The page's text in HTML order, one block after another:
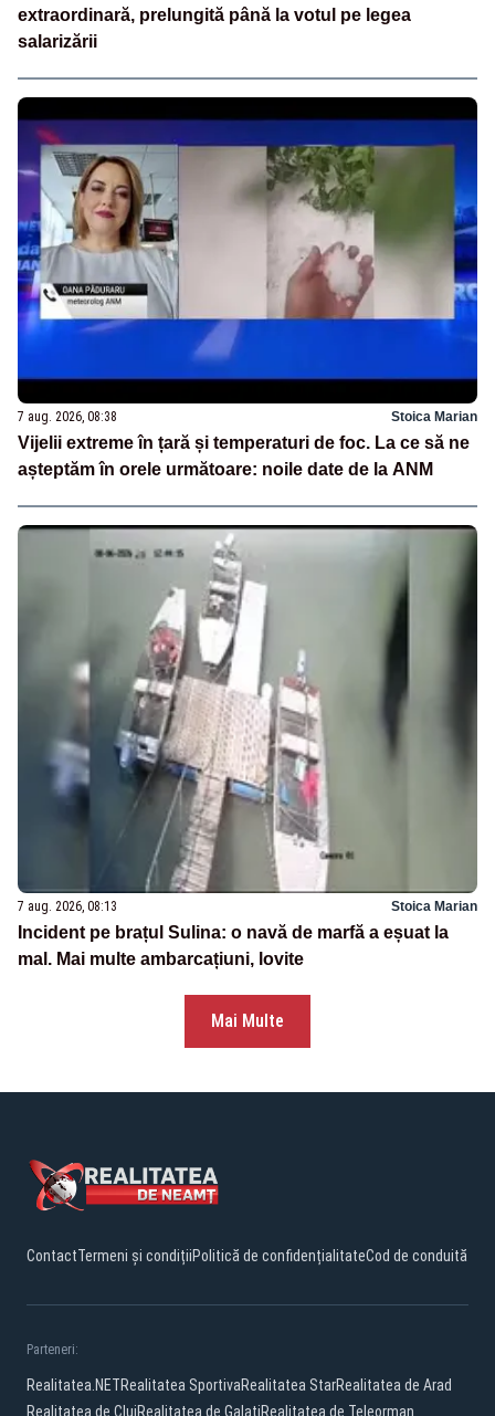
extraordinară, prelungită până la votul pe legea
salarizării
7 aug. 2026, 08:38 Stoica Marian
Vijelii extreme în țară și temperaturi de foc. La ce să ne
așteptăm în orele următoare: noile date de la ANM
7 aug. 2026, 08:13 Stoica Marian
Incident pe brațul Sulina: o navă de marfă a eșuat la
mal. Mai multe ambarcațiuni, lovite
Mai Multe
ContactTermeni și condițiiPolitică de confidențialitateCod de conduită
Parteneri:
Realitatea.NETRealitatea SportivaRealitatea StarRealitatea de Arad
Realitatea de ClujRealitatea de GalatiRealitatea de Teleorman